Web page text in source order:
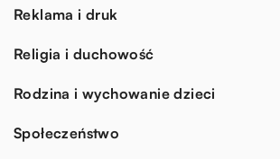
Reklama i druk
Religia i duchowość
Rodzina i wychowanie dzieci
Społeczeństwo